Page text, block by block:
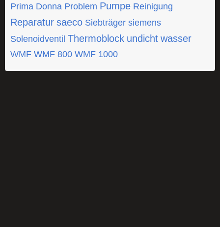
Prima Donna Problem Pumpe Reinigung
Reparatur saeco Siebträger siemens
Solenoidventil Thermoblock undicht wasser
WMF WMF 800 WMF 1000